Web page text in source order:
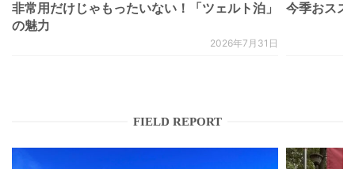
非常用だけじゃもったいない！「ツェルト泊」
の魅力
2026年7月31日
今季おスス
FIELD REPORT